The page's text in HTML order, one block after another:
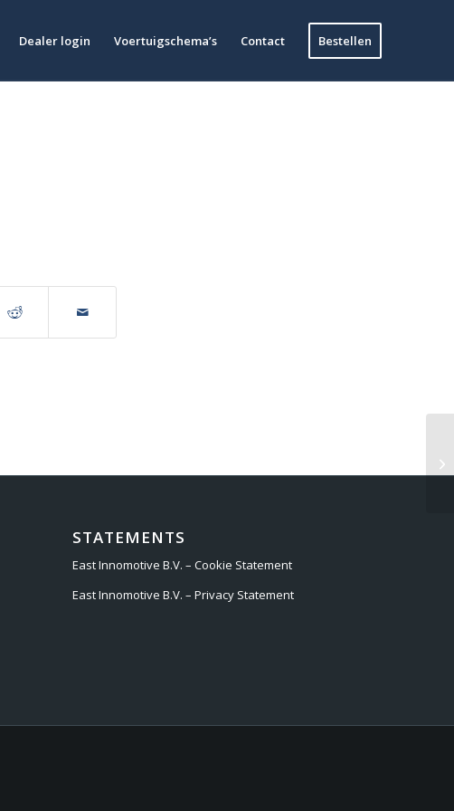
Dealer login Voertuigschema’s Contact Bestellen
STATEMENTS
East Innomotive B.V. – Cookie Statement
East Innomotive B.V. – Privacy Statement